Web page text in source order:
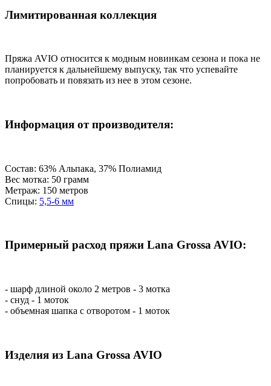
Лимитированная коллекция
Пряжа AVIO относится к модным новинкам сезона и пока не
планируется к дальнейшему выпуску, так что успевайте
попробовать и повязать из нее в этом сезоне.
Информация от производителя:
Состав: 63% Альпака, 37% Полиамид
Вес мотка: 50 грамм
Метраж: 150 метров
Спицы: 5,5-6 мм
Примерный расход пряжи Lana Grossa AVIO:
- шарф длиной около 2 метров - 3 мотка
- снуд - 1 моток
- объемная шапка с отворотом - 1 моток
Изделия из Lana Grossa AVIO